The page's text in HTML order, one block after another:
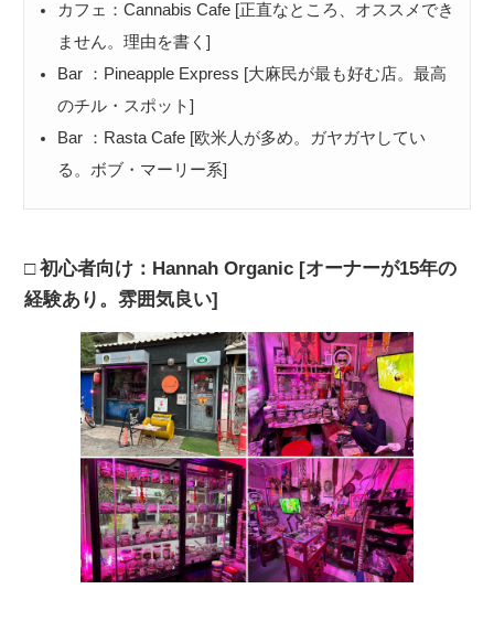
カフェ：Cannabis Cafe [正直なところ、オススメでき
ません。理由を書く]
Bar ：Pineapple Express [大麻民が最も好む店。最高
のチル・スポット]
Bar ：Rasta Cafe [欧米人が多め。ガヤガヤしてい
る。ボブ・マーリー系]
初心者向け：Hannah Organic [オーナーが15年の
経験あり。雰囲気良い]